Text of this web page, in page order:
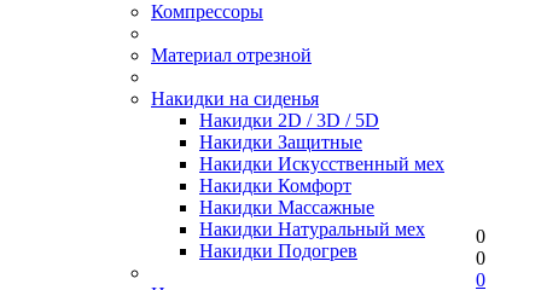
Компрессоры
Материал отрезной
Накидки на сиденья
Накидки 2D / 3D / 5D
Накидки Защитные
Накидки Искусственный мех
Накидки Комфорт
Накидки Массажные
Накидки Натуральный мех
Накидки Подогрев
0
0
0